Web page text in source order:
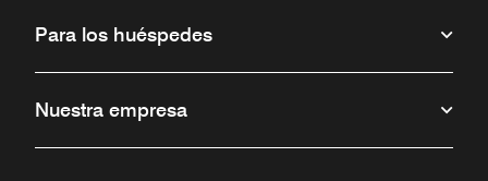
Para los huéspedes
Nuestra empresa